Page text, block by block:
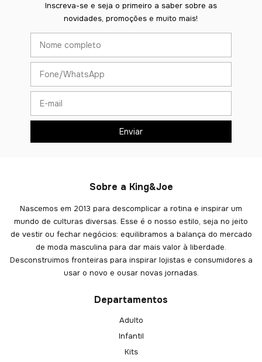
Inscreva-se e seja o primeiro a saber sobre as
novidades, promoções e muito mais!
Sobre a King&Joe
Nascemos em 2013 para descomplicar a rotina e inspirar um
mundo de culturas diversas. Esse é o nosso estilo, seja no jeito
de vestir ou fechar negócios: equilibramos a balança do mercado
de moda masculina para dar mais valor à liberdade.
Desconstruimos fronteiras para inspirar lojistas e consumidores a
usar o novo e ousar novas jornadas.
Departamentos
Adulto
Infantil
Kits